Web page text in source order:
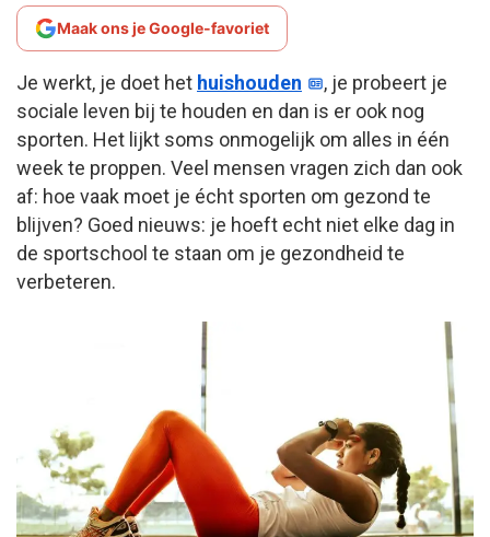
Maak ons je Google-favoriet
Je werkt, je doet het huishouden
, je probeert je
sociale leven bij te houden en dan is er ook nog
sporten. Het lijkt soms onmogelijk om alles in één
week te proppen. Veel mensen vragen zich dan ook
af: hoe vaak moet je écht sporten om gezond te
blijven? Goed nieuws: je hoeft echt niet elke dag in
de sportschool te staan om je gezondheid te
verbeteren.